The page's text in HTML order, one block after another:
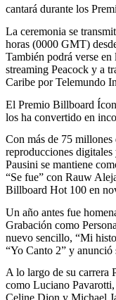
cantará durante los
La ceremonia se
horas (0000 GMT)
También podrá verse
streaming Peacock y a
Caribe por Telemundo
El Premio Billboard
los ha convertido en
Con más de 75
reproducciones
Pausini se mantiene
“Se fue” con Rauw
Billboard Hot 100 en
Un año antes fue
Grabación como
nuevo sencillo, “Mi
“Yo Canto 2” y
A lo largo de su carrera
como Luciano